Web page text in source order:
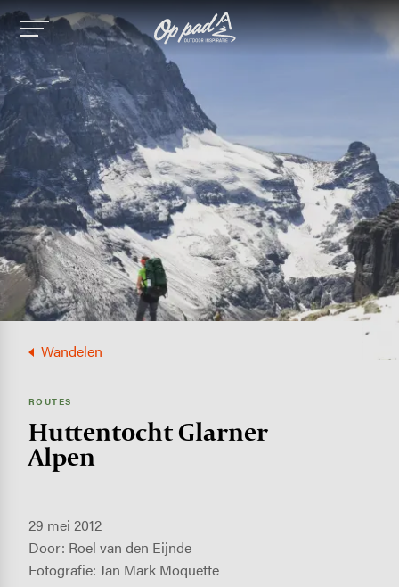
Image
Wandelen
ROUTES
Huttentocht Glarner
Alpen
29 mei 2012
Door: Roel van den Eijnde
Fotografie: Jan Mark Moquette